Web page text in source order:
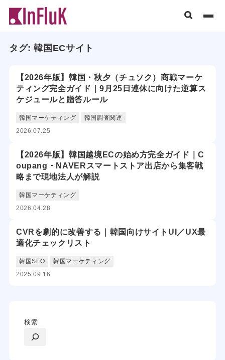
タグ:韓国ECサイト
【2026年版】韓国・秋夕（チュソク）商戦マーケ
ティング完全ガイド｜9月25日連休に向けた逆算ス
ケジュールと贈答ルール
韓国マーケティング
韓国調査関連
2026.07.25
【2026年版】韓国越境ECの始め方完全ガイド｜C
oupang・NAVERスマートストア出店から集客戦
略まで現地法人が解説
韓国マーケティング
2026.04.28
CVRを劇的に改善する｜韓国向けサイトUI／UX最
適化チェックリスト
韓国SEO
韓国マーケティング
2025.09.16
検索